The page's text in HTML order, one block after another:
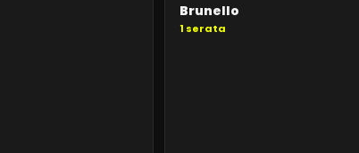
Brunello
1 serata